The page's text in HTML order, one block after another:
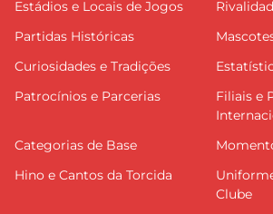
Estádios e Locais de Jogos
Partidas Históricas
Curiosidades e Tradições
Patrocínios e Parcerias
Filiais e
Categorias de Base
Hino e Cantos da Torcida
Clube